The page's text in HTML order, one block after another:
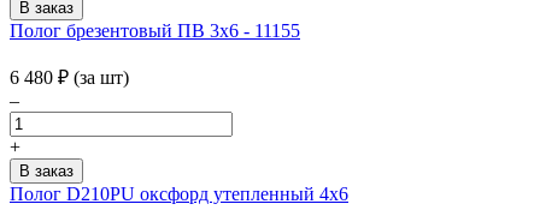
Полог брезентовый ПВ 3х6 - 11155
6 480 ₽ (за шт)
–
+
Полог D210PU оксфорд утепленный 4х6